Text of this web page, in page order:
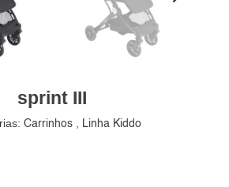
sprint III
Carrinhos Linha Kiddo